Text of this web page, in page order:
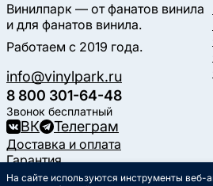
Винилпарк — от фанатов винила
и для фанатов винила.
Работаем с 2019 года.
info@vinylpark.ru
8 800 301-64-48
Звонок бесплатный
ВК Телеграм
Доставка и оплата
Гарантия
Контакты
На сайте используются инструменты веб-